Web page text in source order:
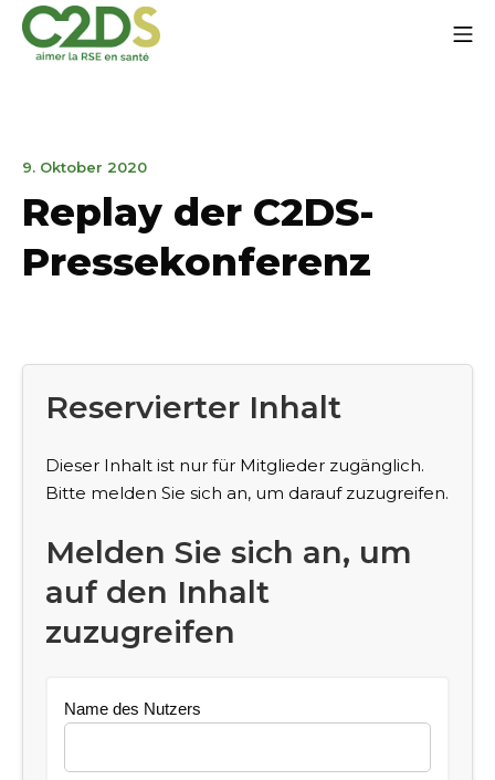
Zum
Inhalt
springen
9. Oktober 20207.
2023
Replay der C2DS-
Pressekonferenz
Reservierter Inhalt
Dieser Inhalt ist nur für Mitglieder zugänglich.
Bitte melden Sie sich an, um darauf zuzugreifen.
Melden Sie sich an, um
auf den Inhalt
zuzugreifen
Name des Nutzers